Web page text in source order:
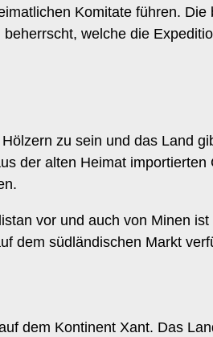
Komitate führen. Die
welche die
zu sein und das Land
der alten Heimat importierten
vor und auch von Minen
dem südländischen Markt
dem Kontinent Xant. Das